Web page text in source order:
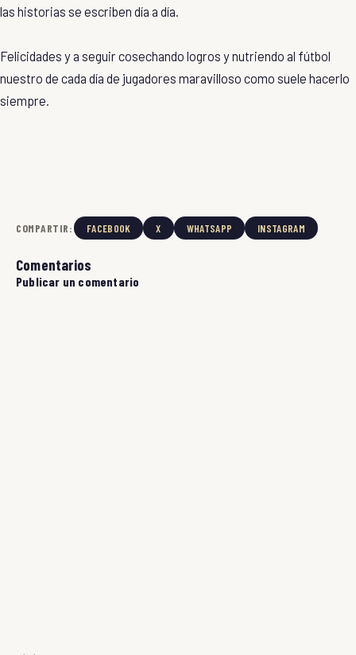
las historias se escriben día a día.
Felicidades y a seguir cosechando logros y nutriendo al fútbol
nuestro de cada día de jugadores maravilloso como suele hacerlo
siempre.
COMPARTIR: FACEBOOK X WHATSAPP INSTAGRAM
Comentarios
Publicar un comentario